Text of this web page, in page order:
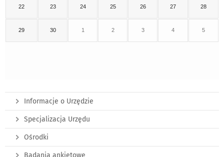
22 23 24 25 26 27 28
29 30 1 2 3 4 5
Informacje o Urzędzie
Specjalizacja Urzędu
Ośrodki